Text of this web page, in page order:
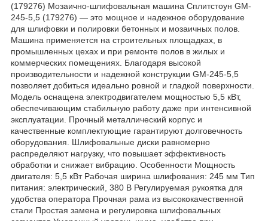
(179276) Мозаично-шлифовальная машина Сплитстоун GM-
245-5,5 (179276) — это мощное и надежное оборудование
для шлифовки и полировки бетонных и мозаичных полов.
Машина применяется на строительных площадках, в
промышленных цехах и при ремонте полов в жилых и
коммерческих помещениях. Благодаря высокой
производительности и надежной конструкции GM-245-5,5
позволяет добиться идеально ровной и гладкой поверхности.
Модель оснащена электродвигателем мощностью 5,5 кВт,
обеспечивающим стабильную работу даже при интенсивной
эксплуатации. Прочный металлический корпус и
качественные комплектующие гарантируют долговечность
оборудования. Шлифовальные диски равномерно
распределяют нагрузку, что повышает эффективность
обработки и снижает вибрацию. Особенности Мощность
двигателя: 5,5 кВт Рабочая ширина шлифования: 245 мм Тип
питания: электрический, 380 В Регулируемая рукоятка для
удобства оператора Прочная рама из высококачественной
стали Простая замена и регулировка шлифовальных